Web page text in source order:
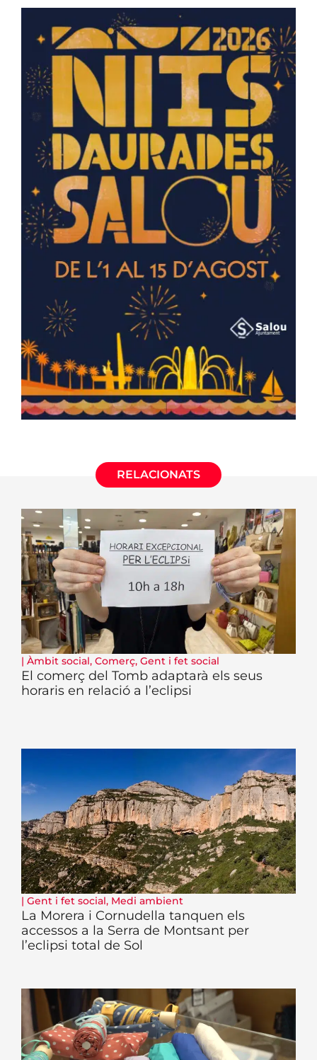
RELACIONATS
| Àmbit social, Comerç, Gent i fet social
El comerç del Tomb adaptarà els seus
horaris en relació a l’eclipsi
| Gent i fet social, Medi ambient
La Morera i Cornudella tanquen els
accessos a la Serra de Montsant per
l’eclipsi total de Sol